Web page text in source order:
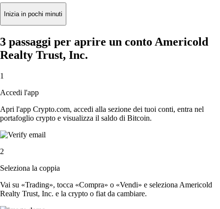
Inizia in pochi minuti
3 passaggi per aprire un conto Americold
Realty Trust, Inc.
1
Accedi l'app
Apri l'app Crypto.com, accedi alla sezione dei tuoi conti, entra nel
portafoglio crypto e visualizza il saldo di Bitcoin.
2
Seleziona la coppia
Vai su «Trading», tocca «Compra» o «Vendi» e seleziona Americold
Realty Trust, Inc. e la crypto o fiat da cambiare.